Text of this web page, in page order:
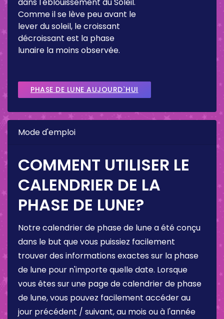
Comme il se lève peu avant le
lever du soleil, le croissant
décroissant est la phase
lunaire la moins observée.
PHASE DE LUNE AUJOURD`HUI
Mode d'emploi
COMMENT UTILISER LE
CALENDRIER DE LA
PHASE DE LUNE?
Notre calendrier de phase de lune a été conçu
dans le but que vous puissiez facilement
trouver des informations exactes sur la phase
de lune pour n'importe quelle date. Lorsque
vous êtes sur une page de calendrier de phase
de lune, vous pouvez facilement accéder au
jour précédent / suivant, au mois ou à l'année